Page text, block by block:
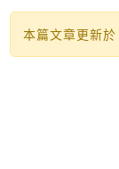
本篇文章更新於